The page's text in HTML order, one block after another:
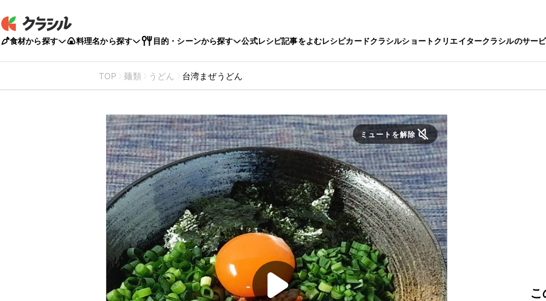
食材から探す 料理名から探す 目的・シーンから探す 公式レシピ記事をよむレシピカードクラシルショートクリエイタークラシルのサー
TOP 麺類 うどん 台湾まぜうどん
ミュートを解除